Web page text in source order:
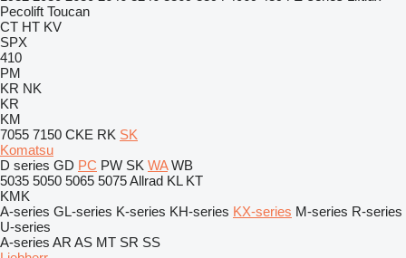
Pecolift Toucan
CT HT KV
SPX
410
PM
KR NK
KR
KM
7055 7150 CKE RK SK
Komatsu
D series GD PC PW SK WA WB
5035 5050 5065 5075Allrad KL KT
KMK
A-series GL-series K-series KH-series KX-series M-series R-series
U-series
A-series AR AS MT SR SS